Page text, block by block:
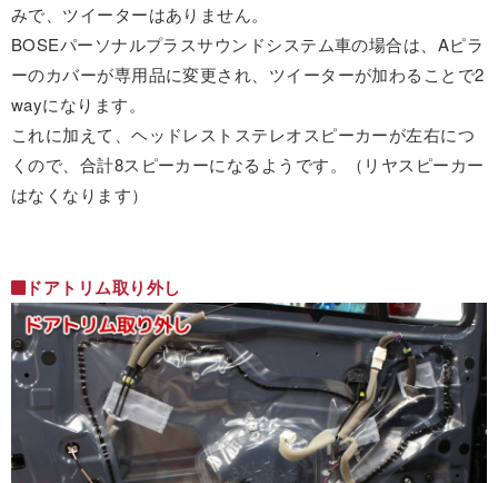
みで、ツイーターはありません。
BOSEパーソナルプラスサウンドシステム車の場合は、Aピラ
ーのカバーが専用品に変更され、ツイーターが加わることで2
wayになります。
これに加えて、ヘッドレストステレオスピーカーが左右につ
くので、合計8スピーカーになるようです。（リヤスピーカー
はなくなります）
ドアトリム取り外し